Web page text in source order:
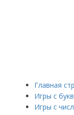
Главная
Игры с
Игры с